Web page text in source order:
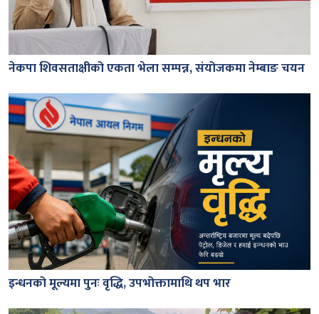
नेकपा शिवसताक्षीको एकता भेला सम्पन्न, संयोजकमा नेम्बाङ चयन
इन्धनको मूल्यमा पुनः वृद्धि, उपभोक्तामाथि थप भार